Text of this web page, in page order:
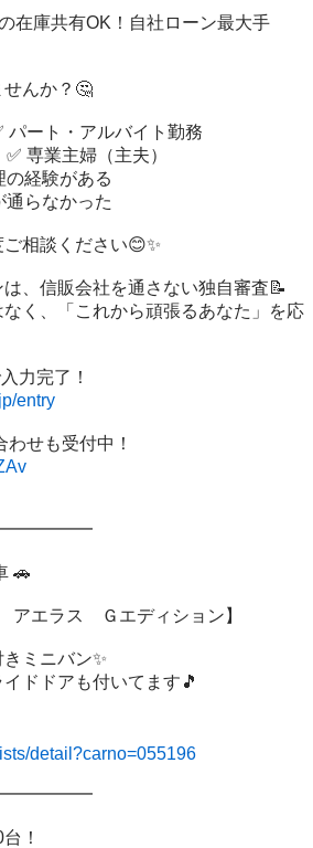
在庫共有OK！自社ローン最大手
せんか？🤔
パート・アルバイト勤務
専業主婦（主夫）
の経験がある
通らなかった
相談ください😊✨
、信販会社を通さない独自審査📝
く、「これから頑張るあなた」を応
力完了！
entry
わせも受付中！
🚗
アエラス　Ｇエディション】
ミニバン✨
ドドアも付いてます🎵
detail?carno=055196
！